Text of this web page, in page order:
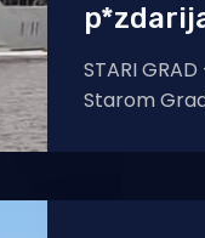
STARI
Starom
znaka